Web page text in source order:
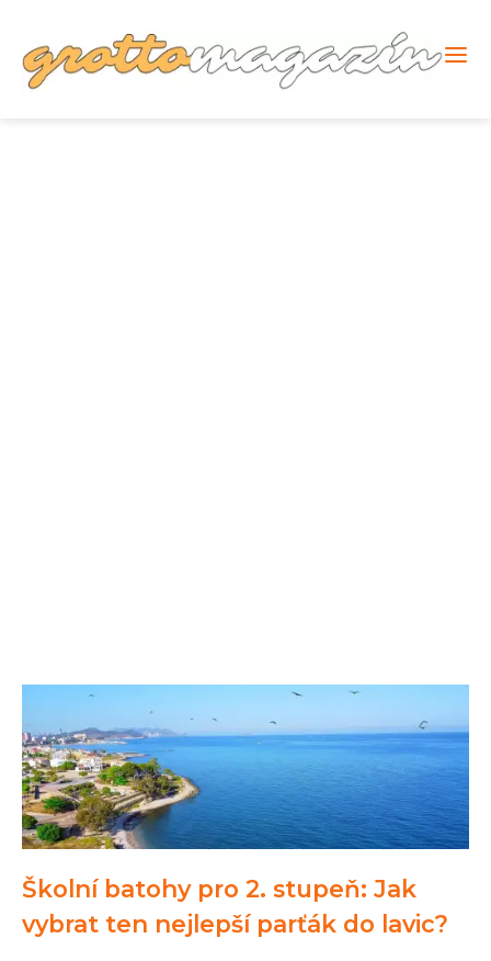
Školní batohy pro 2. stupeň: Jak
vybrat ten nejlepší parťák do lavic?